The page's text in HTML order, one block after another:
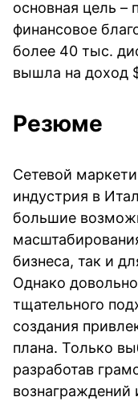
основная цель –
финансовое
более 40 тыс.
вышла на доход
Резюме
Сетевой
индустрия в
большие
бизнеса, так и
Однако
тщательного
создания
плана. Только
разработав
вознаграждений